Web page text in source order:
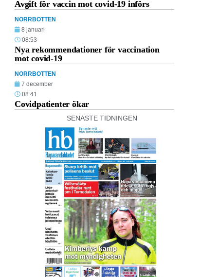
Avgift för vaccin mot covid-19 införs
NORRBOTTEN
8 januari
08:53
Nya rekommendationer för vaccination
mot covid-19
NORRBOTTEN
7 december
08:41
Covidpatienter ökar
SENASTE TIDNINGEN